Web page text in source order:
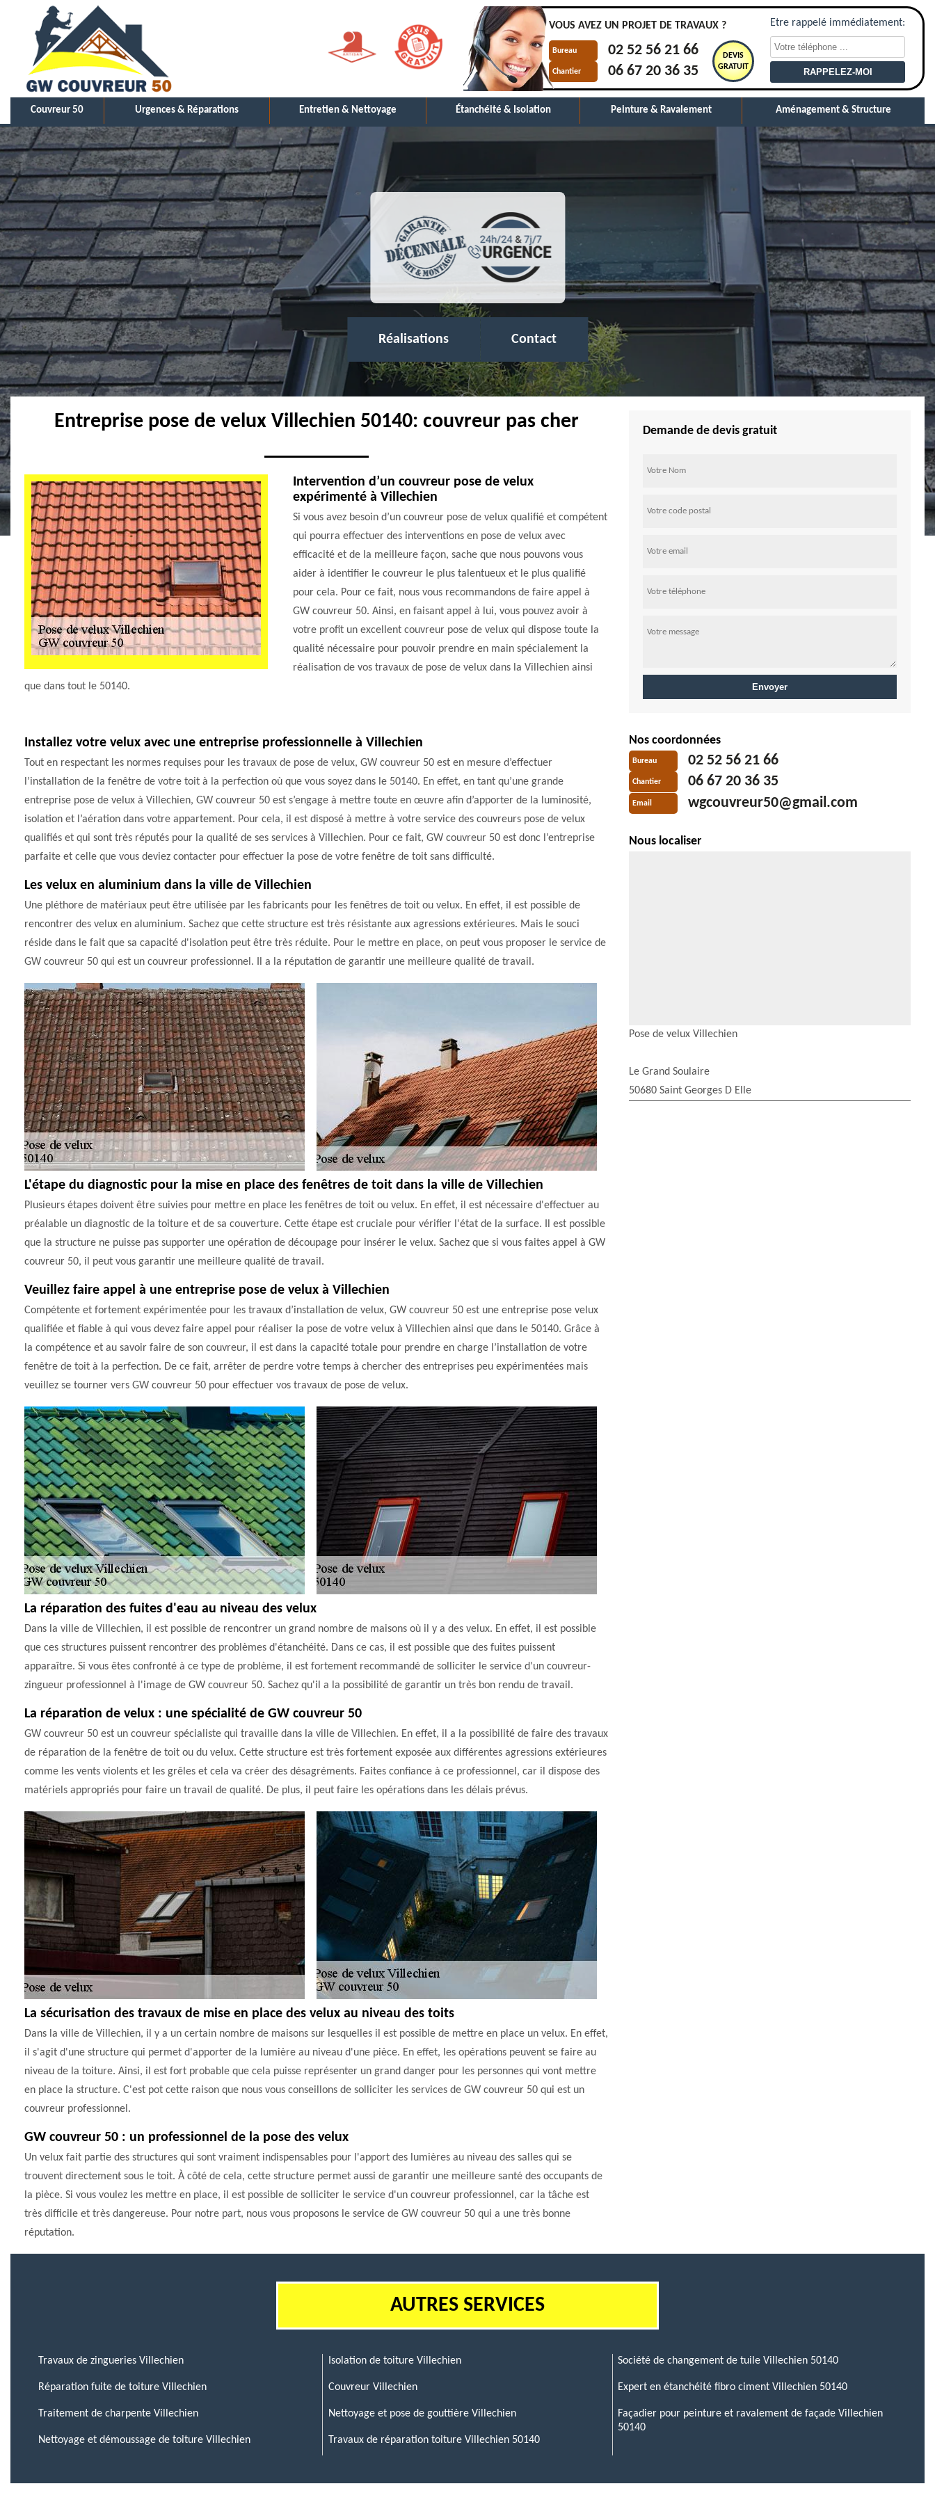
VOUS AVEZ UN PROJET DE TRAVAUX ?
Bureau 02 52 56 21 66
Chantier 06 67 20 36 35
DEVIS
GRATUIT
Etre rappelé immédiatement:
Couvreur 50 Urgences & Réparations Entretien & Nettoyage Étanchéité & Isolation Peinture & Ravalement Aménagement & Structure
Réalisations Contact
Entreprise pose de velux Villechien 50140: couvreur pas cher
Intervention d’un couvreur pose de velux
expérimenté à Villechien
Si vous avez besoin d’un couvreur pose de velux qualifié et compétent
qui pourra effectuer des interventions en pose de velux avec
efficacité et de la meilleure façon, sache que nous pouvons vous
aider à identifier le couvreur le plus talentueux et le plus qualifié
pour cela. Pour ce fait, nous vous recommandons de faire appel à
GW couvreur 50. Ainsi, en faisant appel à lui, vous pouvez avoir à
votre profit un excellent couvreur pose de velux qui dispose toute la
qualité nécessaire pour pouvoir prendre en main spécialement la
réalisation de vos travaux de pose de velux dans la Villechien ainsi
que dans tout le 50140.
Installez votre velux avec une entreprise professionnelle à Villechien
Tout en respectant les normes requises pour les travaux de pose de velux, GW couvreur 50 est en mesure d’effectuer
l’installation de la fenêtre de votre toit à la perfection où que vous soyez dans le 50140. En effet, en tant qu’une grande
entreprise pose de velux à Villechien, GW couvreur 50 est s’engage à mettre toute en œuvre afin d’apporter de la luminosité,
isolation et l’aération dans votre appartement. Pour cela, il est disposé à mettre à votre service des couvreurs pose de velux
qualifiés et qui sont très réputés pour la qualité de ses services à Villechien. Pour ce fait, GW couvreur 50 est donc l’entreprise
parfaite et celle que vous deviez contacter pour effectuer la pose de votre fenêtre de toit sans difficulté.
Les velux en aluminium dans la ville de Villechien
Une pléthore de matériaux peut être utilisée par les fabricants pour les fenêtres de toit ou velux. En effet, il est possible de
rencontrer des velux en aluminium. Sachez que cette structure est très résistante aux agressions extérieures. Mais le souci
réside dans le fait que sa capacité d'isolation peut être très réduite. Pour le mettre en place, on peut vous proposer le service de
GW couvreur 50 qui est un couvreur professionnel. Il a la réputation de garantir une meilleure qualité de travail.
L'étape du diagnostic pour la mise en place des fenêtres de toit dans la ville de Villechien
Plusieurs étapes doivent être suivies pour mettre en place les fenêtres de toit ou velux. En effet, il est nécessaire d'effectuer au
préalable un diagnostic de la toiture et de sa couverture. Cette étape est cruciale pour vérifier l'état de la surface. Il est possible
que la structure ne puisse pas supporter une opération de découpage pour insérer le velux. Sachez que si vous faites appel à GW
couvreur 50, il peut vous garantir une meilleure qualité de travail.
Veuillez faire appel à une entreprise pose de velux à Villechien
Compétente et fortement expérimentée pour les travaux d’installation de velux, GW couvreur 50 est une entreprise pose velux
qualifiée et fiable à qui vous devez faire appel pour réaliser la pose de votre velux à Villechien ainsi que dans le 50140. Grâce à
la compétence et au savoir faire de son couvreur, il est dans la capacité totale pour prendre en charge l’installation de votre
fenêtre de toit à la perfection. De ce fait, arrêter de perdre votre temps à chercher des entreprises peu expérimentées mais
veuillez se tourner vers GW couvreur 50 pour effectuer vos travaux de pose de velux.
La réparation des fuites d'eau au niveau des velux
Dans la ville de Villechien, il est possible de rencontrer un grand nombre de maisons où il y a des velux. En effet, il est possible
que ces structures puissent rencontrer des problèmes d'étanchéité. Dans ce cas, il est possible que des fuites puissent
apparaître. Si vous êtes confronté à ce type de problème, il est fortement recommandé de solliciter le service d'un couvreur-
zingueur professionnel à l'image de GW couvreur 50. Sachez qu'il a la possibilité de garantir un très bon rendu de travail.
La réparation de velux : une spécialité de GW couvreur 50
GW couvreur 50 est un couvreur spécialiste qui travaille dans la ville de Villechien. En effet, il a la possibilité de faire des travaux
de réparation de la fenêtre de toit ou du velux. Cette structure est très fortement exposée aux différentes agressions extérieures
comme les vents violents et les grêles et cela va créer des désagréments. Faites confiance à ce professionnel, car il dispose des
matériels appropriés pour faire un travail de qualité. De plus, il peut faire les opérations dans les délais prévus.
La sécurisation des travaux de mise en place des velux au niveau des toits
Dans la ville de Villechien, il y a un certain nombre de maisons sur lesquelles il est possible de mettre en place un velux. En effet,
il s'agit d'une structure qui permet d'apporter de la lumière au niveau d'une pièce. En effet, les opérations peuvent se faire au
niveau de la toiture. Ainsi, il est fort probable que cela puisse représenter un grand danger pour les personnes qui vont mettre
en place la structure. C'est pot cette raison que nous vous conseillons de solliciter les services de GW couvreur 50 qui est un
couvreur professionnel.
GW couvreur 50 : un professionnel de la pose des velux
Un velux fait partie des structures qui sont vraiment indispensables pour l'apport des lumières au niveau des salles qui se
trouvent directement sous le toit. À côté de cela, cette structure permet aussi de garantir une meilleure santé des occupants de
la pièce. Si vous voulez les mettre en place, il est possible de solliciter le service d'un couvreur professionnel, car la tâche est
très difficile et très dangereuse. Pour notre part, nous vous proposons le service de GW couvreur 50 qui a une très bonne
réputation.
Demande de devis gratuit
Nos coordonnées
Bureau 02 52 56 21 66
Chantier 06 67 20 36 35
Email wgcouvreur50@gmail.com
Nous localiser
Pose de velux Villechien
Le Grand Soulaire
50680 Saint Georges D Elle
AUTRES SERVICES
Travaux de zingueries Villechien
Réparation fuite de toiture Villechien
Traitement de charpente Villechien
Nettoyage et démoussage de toiture Villechien
Isolation de toiture Villechien
Couvreur Villechien
Nettoyage et pose de gouttière Villechien
Travaux de réparation toiture Villechien 50140
Société de changement de tuile Villechien 50140
Expert en étanchéité fibro ciment Villechien 50140
Façadier pour peinture et ravalement de façade Villechien
50140